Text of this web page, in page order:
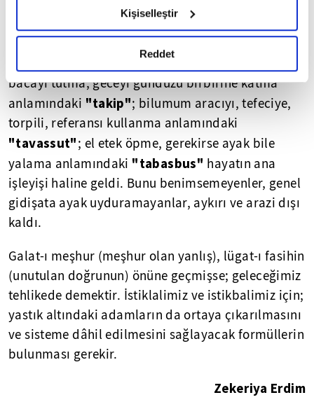
okumak ve sitemizi ziyaretiniz kapsamında
gerçekleştirilen veri işleme faaliyetleri ile ilgili daha
detaylı bilgi almak için lütfentıklayınız.
Kişiselleştir
Reddet
sermaye, azami derecede iyi değerlendirilmelidir.
"4 T formülü"; ( ihtiras derecesinde isteme
; postu serip yatma, kapıyı
bacayı tutma, geceyi gündüzü birbirine katma
anlamındaki "takip"; bilumum aracıyı, tefeciye,
torpili, referansı kullanma anlamındaki
"tavassut"; el etek öpme, gerekirse ayak bile
yalama anlamındaki "tabasbus" hayatın ana
işleyişi haline geldi. Bunu benimsemeyenler, genel
gidişata ayak uyduramayanlar, aykırı ve arazi dışı
kaldı.
Galat-ı meşhur (meşhur olan yanlış), lügat-ı fasihin
(unutulan doğrunun) önüne geçmişse; geleceğimiz
tehlikede demektir. İstiklalimiz ve istikbalimiz için;
yastık altındaki adamların da ortaya çıkarılmasını
ve sisteme dâhil edilmesini sağlayacak formüllerin
bulunması gerekir.
Zekeriya Erdim